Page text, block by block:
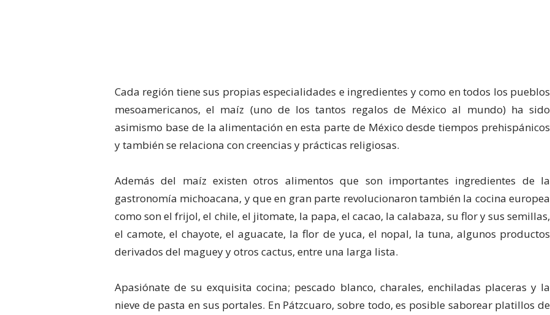
Cada región tiene sus propias especialidades e ingredientes y como en todos los pueblos
mesoamericanos, el maíz (uno de los tantos regalos de México al mundo) ha sido
asimismo base de la alimentación en esta parte de México desde tiempos prehispánicos
y también se relaciona con creencias y prácticas religiosas.
Además del maíz existen otros alimentos que son importantes ingredientes de la
gastronomía michoacana, y que en gran parte revolucionaron también la cocina europea
como son el frijol, el chile, el jitomate, la papa, el cacao, la calabaza, su flor y sus semillas,
el camote, el chayote, el aguacate, la flor de yuca, el nopal, la tuna, algunos productos
derivados del maguey y otros cactus, entre una larga lista.
Apasiónate de su exquisita cocina; pescado blanco, charales, enchiladas placeras y la
nieve de pasta en sus portales. En Pátzcuaro, sobre todo, es posible saborear platillos de